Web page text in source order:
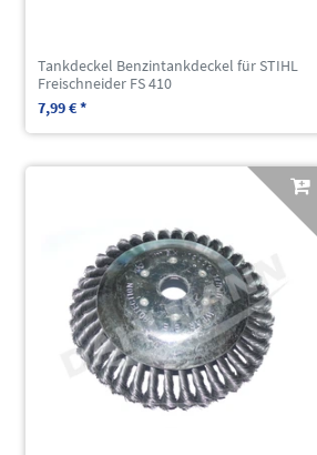
Tankdeckel Benzintankdeckel für STIHL
Freischneider FS 410
7,99 € *